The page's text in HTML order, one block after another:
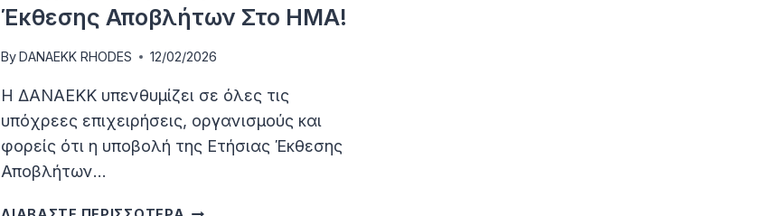
Έκθεσης Αποβλήτων Στο ΗΜΑ!
ByDANAEKK RHODES 12/02/2026
Η ΔΑΝΑΕΚΚ υπενθυμίζει σε όλες τις
υπόχρεες επιχειρήσεις, οργανισμούς και
φορείς ότι η υποβολή της Ετήσιας Έκθεσης
Αποβλήτων…
ΥΠΟΧΡΕΩΤΙΚΉ